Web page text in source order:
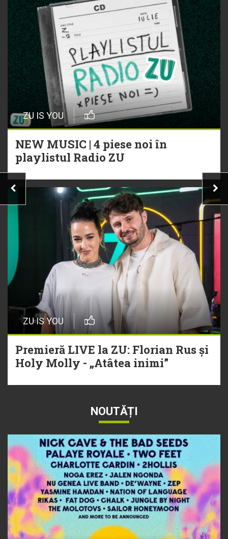
ZU IS YOU
NEW MUSIC | 4 piese noi în
playlistul Radio ZU
ZU IS YOU
Premieră LIVE la ZU: Florian Rus și
Holy Molly - „Atâtea inimi”
NOUTĂȚI